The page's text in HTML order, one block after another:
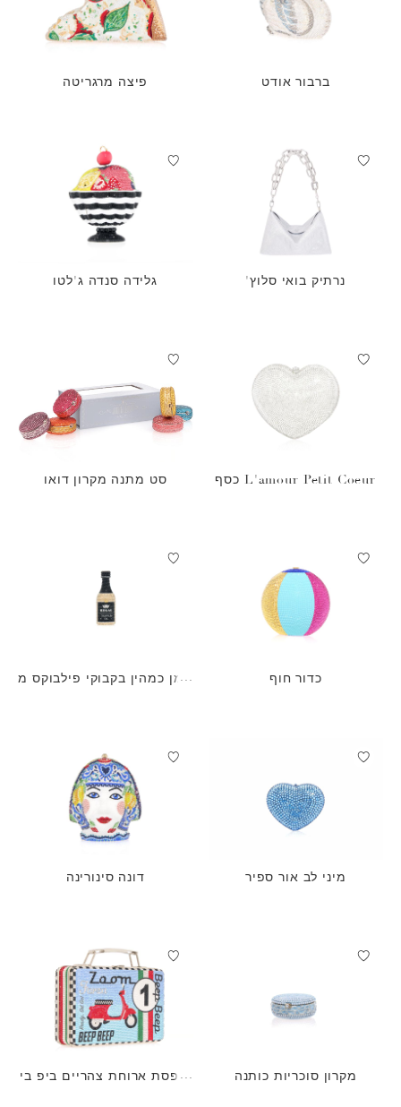
ברבור אודט פיצה מרגריטה
נרתיק בואי סלוץ' גלידה סנדה ג'לטו
L'amour Petit Coeur כסף סט מתנה מקרון דואו
כדור חוף
שמן כמהין בקבוקי פילבוקס מ
מיני לב אור ספיר דונה סינורינה
מקרון סוכריות כותנה
קופסת ארוחת צהריים ביפ בי